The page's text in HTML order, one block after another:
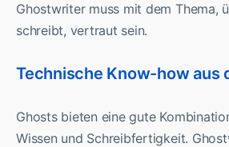
Ghostwriter muss mit dem Thema,
schreibt, vertraut sein.
Technische Know-how aus
Ghosts bieten eine gute
Wissen und Schreibfertigkeit.